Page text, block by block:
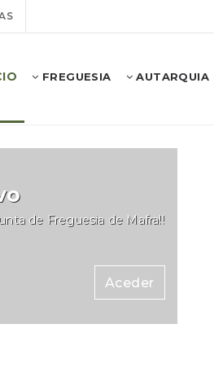
FREGUESIA AUTARQUIA
de Freguesia de Mafra!!
Aceder